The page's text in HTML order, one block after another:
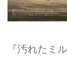
『汚れたミ